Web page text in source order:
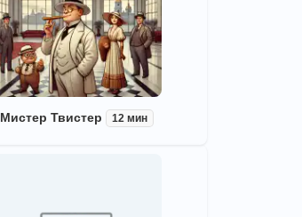
Мистер Твистер 12 мин